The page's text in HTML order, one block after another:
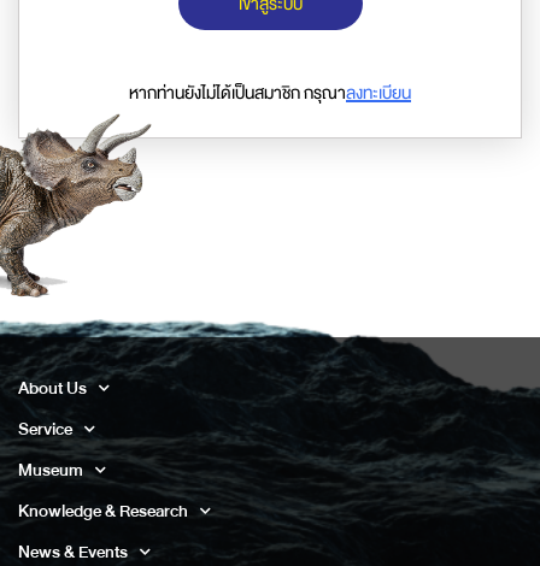
หากท่านยังไม่ได้เป็นสมาชิก กรุณาลงทะเบียน
About Us
Service
Museum
Knowledge & Research
News & Events